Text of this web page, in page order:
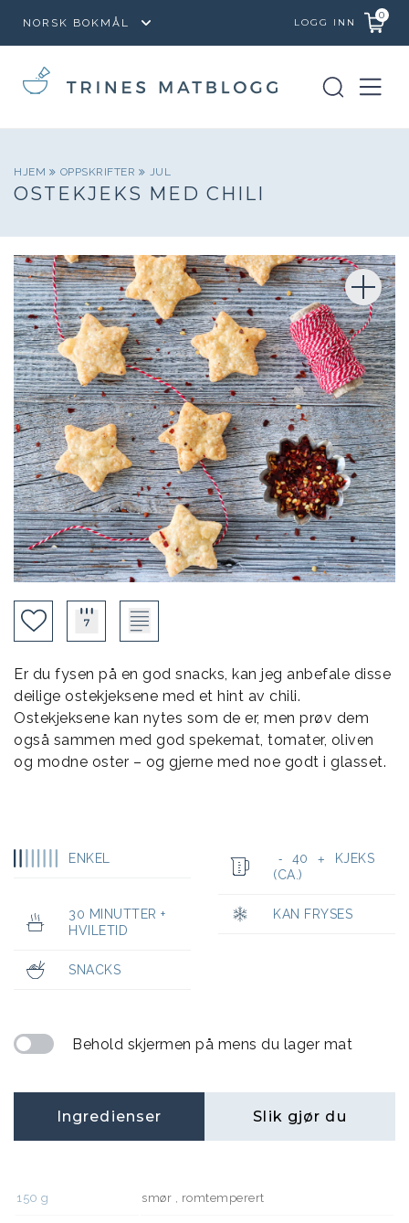
LOGG INN
0
HJEM OPPSKRIFTER JUL
OSTEKJEKS MED CHILI
Er du fysen på en god snacks, kan jeg anbefale disse
deilige ostekjeksene med et hint av chili.
Ostekjeksene kan nytes som de er, men prøv dem
også sammen med god spekemat, tomater, oliven
og modne oster – og gjerne med noe godt i glasset.
ENKEL - 40 +
KJEKS
(CA.)
30 MINUTTER +
HVILETID
KAN FRYSES
SNACKS
Behold skjermen på mens du lager mat
Ingredienser Slik gjør du
150 g smør , romtemperert